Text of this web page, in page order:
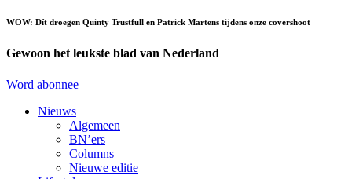
WOW: Dít droegen Quinty Trustfull en Patrick Martens tijdens onze covershoot
Gewoon het leukste blad van Nederland
Word abonnee
Nieuws
Algemeen
BN’ers
Columns
Nieuwe editie